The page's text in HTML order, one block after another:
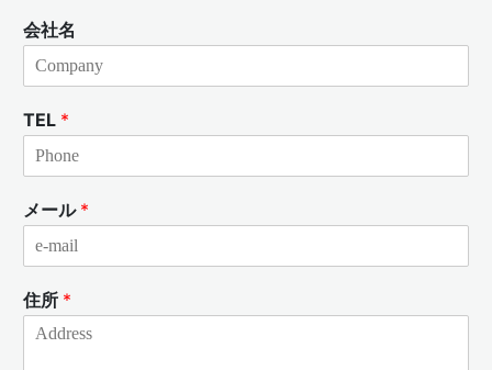
会社名
TEL *
メール *
住所 *